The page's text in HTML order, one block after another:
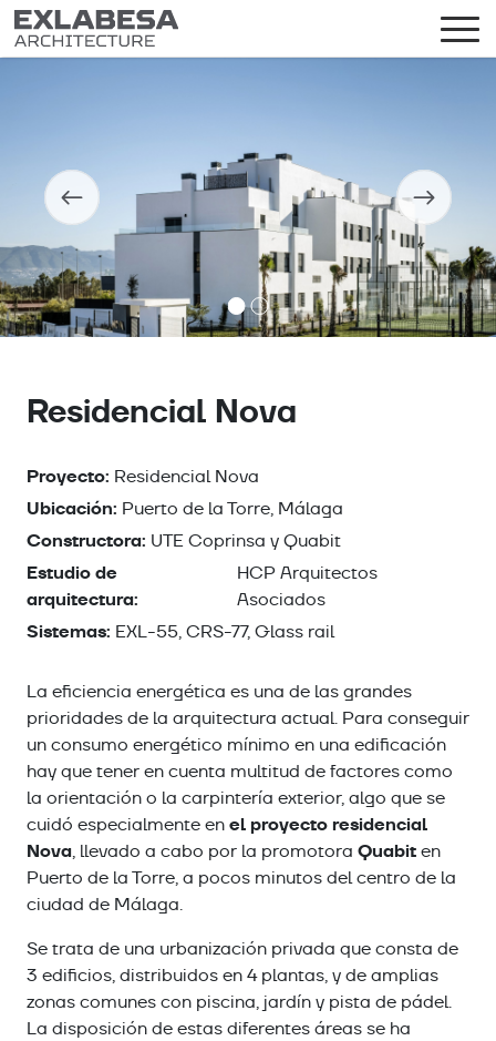
Residencial Nova
Proyecto: Residencial Nova
Ubicación: Puerto de la Torre, Málaga
Constructora: UTE Coprinsa y Quabit
Estudio de
arquitectura:
HCP Arquitectos
Asociados
Sistemas: EXL-55, CRS-77, Glass rail
La eficiencia energética es una de las grandes
prioridades de la arquitectura actual. Para conseguir
un consumo energético mínimo en una edificación
hay que tener en cuenta multitud de factores como
la orientación o la carpintería exterior, algo que se
cuidó especialmente enel proyecto residencial
Nova, llevado a cabo por la promotora Quabiten
Puerto de la Torre, a pocos minutos del centro de la
ciudad de Málaga.
Se trata de una urbanización privada que consta de
3 edificios, distribuidos en 4 plantas, y de amplias
zonas comunes con piscina, jardín y pista de pádel.
La disposición de estas diferentes áreas se ha